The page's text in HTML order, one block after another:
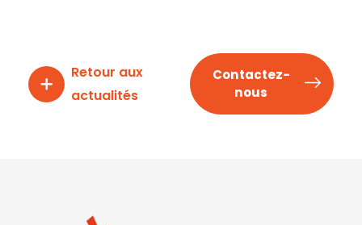
Retour aux
actualités
Contactez-
nous